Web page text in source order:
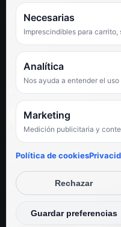
SÍGUENOS
Facebook
TikTok
PUNTUACIÓN DE 4,6
★★★★★
Hemos comprado en
Espectacular, servicio de
Iván Rodríguez Ramos
© Electrodirecto 2026
Desarrollo y mantenimiento
Necesarias
Imprescindibles para carrito,
Analítica
Nos ayuda a entender el
Marketing
Medición publicitaria y
Política de cookies
Rechazar
Guardar preferencias